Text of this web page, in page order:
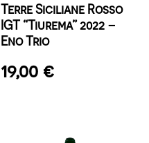
Terre Siciliane Rosso
IGT “Tiurema” 2022 –
Eno Trio
19,00 €